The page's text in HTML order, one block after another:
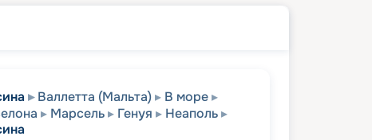
Валлетта (Мальта)
В море
Марсель Генуя
Неаполь